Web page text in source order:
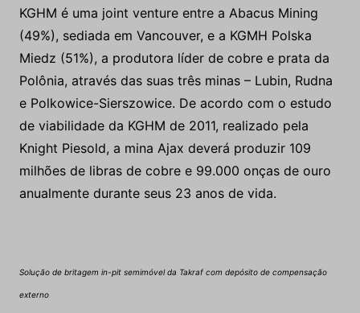
KGHM é uma joint venture entre a Abacus Mining
(49%), sediada em Vancouver, e a KGMH Polska
Miedz (51%), a produtora líder de cobre e prata da
Polônia, através das suas três minas – Lubin, Rudna
e Polkowice-Sierszowice. De acordo com o estudo
de viabilidade da KGHM de 2011, realizado pela
Knight Piesold, a mina Ajax deverá produzir 109
milhões de libras de cobre e 99.000 onças de ouro
anualmente durante seus 23 anos de vida.
Solução de britagem in-pit semimóvel da Takraf com depósito de compensação
externo